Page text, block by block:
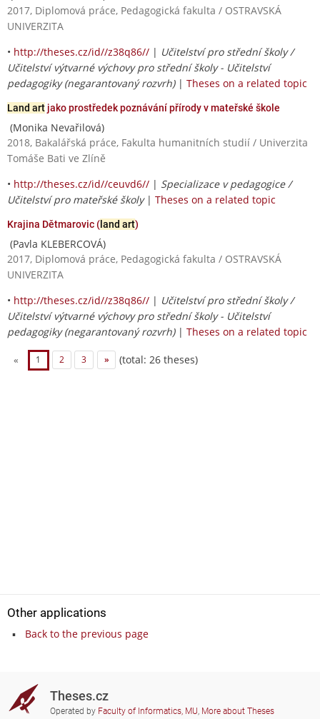
2017, Diplomová práce, Pedagogická fakulta / OSTRAVSKÁ
UNIVERZITA
• http://theses.cz/id//z38q86// | Učitelství pro střední školy /
Učitelství výtvarné výchovy pro střední školy - Učitelství
pedagogiky (negarantovaný rozvrh)| Theses on a related topic
Land art jako prostředek poznávání přírody v mateřské škole
(Monika Nevařilová)
2018, Bakalářská práce, Fakulta humanitních studií / Univerzita
Tomáše Bati ve Zlíně
• http://theses.cz/id//ceuvd6// | Specializace v pedagogice /
Učitelství pro mateřské školy| Theses on a related topic
Krajina Dětmarovic ( land art)
(Pavla KLEBERCOVÁ)
2017, Diplomová práce, Pedagogická fakulta / OSTRAVSKÁ
UNIVERZITA
• http://theses.cz/id//z38q86// | Učitelství pro střední školy /
Učitelství výtvarné výchovy pro střední školy - Učitelství
pedagogiky (negarantovaný rozvrh)| Theses on a related topic
« 1 2 3 » (total: 26 theses)
Other applications
Back to the previous page
Theses.cz
Operated by Faculty of Informatics, MU, More about Theses